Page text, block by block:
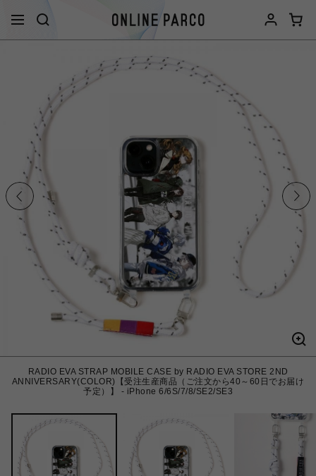
RADIO EVA STRAP MOBILE CASE by RADIO EVA STORE 2ND
ANNIVERSARY(COLOR)【受注生産商品（ご注文から40～60日でお届け
予定）】 - iPhone 6/6S/7/8/SE2/SE3